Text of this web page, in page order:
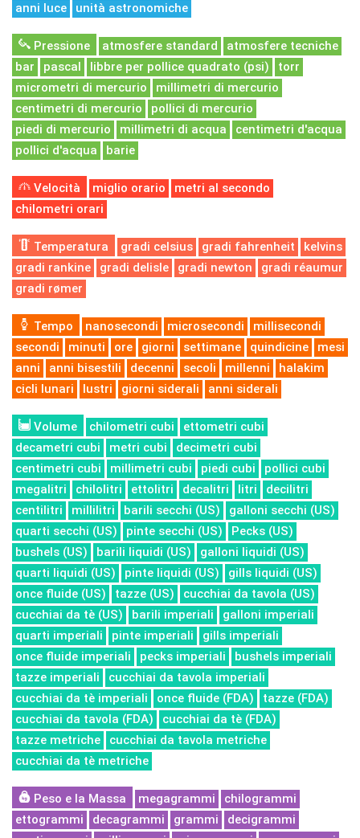
anni luce
unità astronomiche
Pressione atmosfere standard
atmosfere tecniche
bar
pascal libbre per pollice quadrato (psi)
torr
micrometri di mercurio
millimetri di mercurio
centimetri di mercurio
pollici di mercurio
piedi di mercurio
millimetri di acqua
centimetri d'acqua
pollici d'acqua
barie
Velocità miglio orario
metri al secondo
chilometri orari
Temperatura gradi celsius gradi fahrenheit
kelvins
gradi rankine
gradi delisle gradi newton
gradi réaumur
gradi rømer
Tempo nanosecondi microsecondi
millisecondi
secondi
minuti ore giorni settimane quindicine
mesi
anni
anni bisestili decenni secoli millenni
halakim
cicli lunari
lustri giorni siderali anni siderali
Volume chilometri cubi
ettometri cubi
decametri cubi
metri cubi
decimetri cubi
centimetri cubi
millimetri cubi piedi cubi
pollici cubi
megalitri
chilolitri ettolitri decalitri litri
decilitri
centilitri
millilitri barili secchi (US)
galloni secchi (US)
quarti secchi (US)
pinte secchi (US)
Pecks (US)
bushels (US)
barili liquidi (US)
galloni liquidi (US)
quarti liquidi (US)
pinte liquidi (US)
gills liquidi (US)
once fluide (US)
tazze (US)
cucchiai da tavola (US)
cucchiai da tè (US)
barili imperiali
galloni imperiali
quarti imperiali
pinte imperiali
gills imperiali
once fluide imperiali
pecks imperiali
bushels imperiali
tazze imperiali
cucchiai da tavola imperiali
cucchiai da tè imperiali
once fluide (FDA)
tazze (FDA)
cucchiai da tavola (FDA)
cucchiai da tè (FDA)
tazze metriche
cucchiai da tavola metriche
cucchiai da tè metriche
Peso e la Massa megagrammi
chilogrammi
ettogrammi
decagrammi grammi
decigrammi